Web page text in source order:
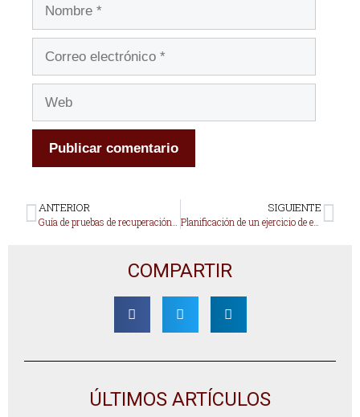
ANTERIOR
Guía de pruebas de recuperación ante desastres
SIGUIENTE
Planificación de un ejercicio de escritorio eficaz
COMPARTIR
ÚLTIMOS ARTÍCULOS